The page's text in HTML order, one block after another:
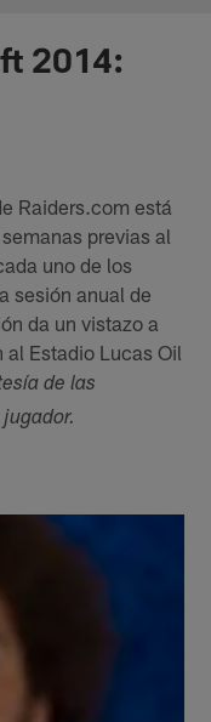
2014:
Raiders.com está
previas al
uno de los
sesión anual de
da un vistazo a
al Estadio Lucas Oil
de las